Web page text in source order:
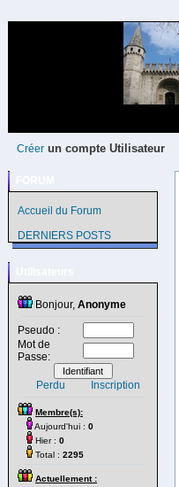
Créer un compte Utilisateur
Accueil du Forum
DERNIERS POSTS
Bonjour, Anonyme
Pseudo :
Mot de
Passe:
Perdu Inscription
Membre(s):
Aujourd'hui : 0
Hier : 0
Total : 2295
Actuellement :